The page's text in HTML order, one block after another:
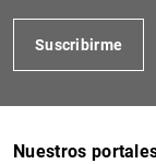
Suscribirme
Nuestros